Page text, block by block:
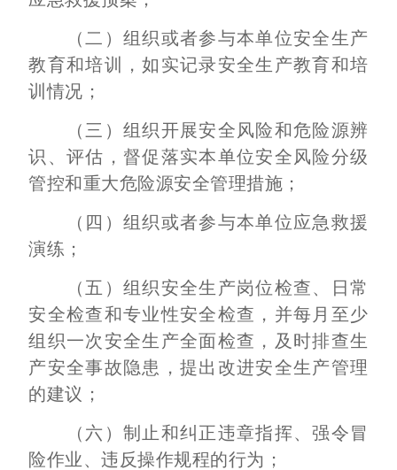
（二）组织或者参与本单位安全生产
教育和培训，如实记录安全生产教育和培
训情况；
（三）组织开展安全风险和危险源辨
识、评估，督促落实本单位安全风险分级
管控和重大危险源安全管理措施；
（四）组织或者参与本单位应急救援
演练；
（五）组织安全生产岗位检查、日常
安全检查和专业性安全检查，并每月至少
组织一次安全生产全面检查，及时排查生
产安全事故隐患，提出改进安全生产管理
的建议；
（六）制止和纠正违章指挥、强令冒
险作业、违反操作规程的行为；